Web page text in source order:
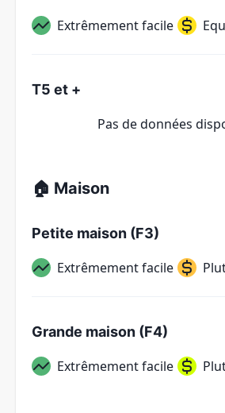
Extrêmement facile
T5 et +
Pas de données
🏠 Maison
Petite maison (F3)
Extrêmement facile
Grande maison (F4)
Extrêmement facile